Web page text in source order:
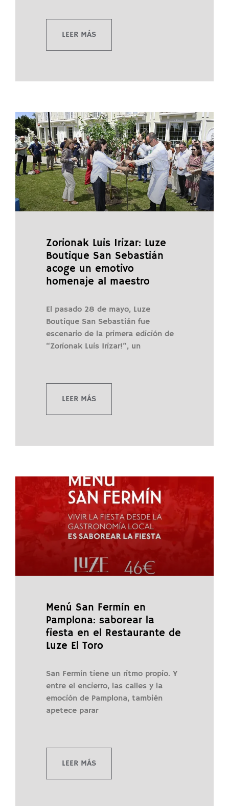
LEER MÁS
Zorionak Luis Irizar: Luze
Boutique San Sebastián
acoge un emotivo
homenaje al maestro
El pasado 28 de mayo, Luze
Boutique San Sebastián fue
escenario de la primera edición de
“Zorionak Luis Irizar!”, un
LEER MÁS
Menú San Fermín en
Pamplona: saborear la
fiesta en el Restaurante de
Luze El Toro
San Fermín tiene un ritmo propio. Y
entre el encierro, las calles y la
emoción de Pamplona, también
apetece parar
LEER MÁS